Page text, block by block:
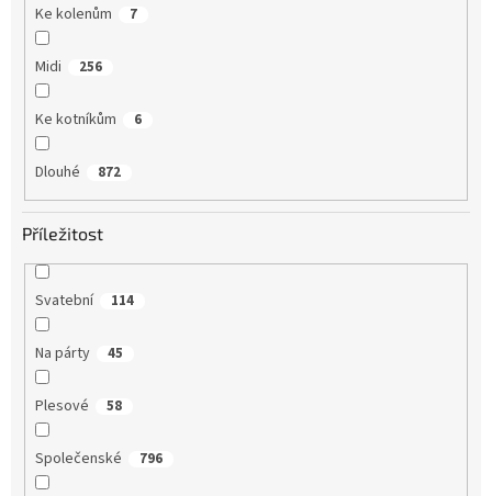
Ke kolenům 7
Midi 256
Ke kotníkům 6
Dlouhé 872
Příležitost
Svatební 114
Na párty 45
Plesové 58
Společenské 796